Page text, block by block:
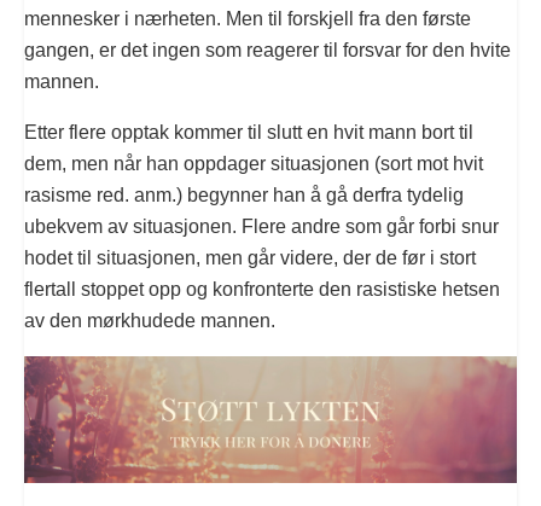
mennesker i nærheten. Men til forskjell fra den første
gangen, er det ingen som reagerer til forsvar for den hvite
mannen.
Etter flere opptak kommer til slutt en hvit mann bort til
dem, men når han oppdager situasjonen (sort mot hvit
rasisme red. anm.) begynner han å gå derfra tydelig
ubekvem av situasjonen. Flere andre som går forbi snur
hodet til situasjonen, men går videre, der de før i stort
flertall stoppet opp og konfronterte den rasistiske hetsen
av den mørkhudede mannen.